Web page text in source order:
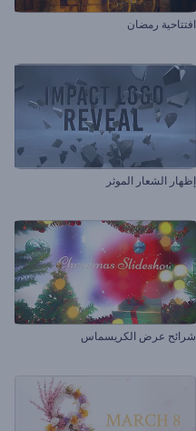
افتتاحية رمضان
إظهار الشعار الموثر
شرائح عرض الكريسماس